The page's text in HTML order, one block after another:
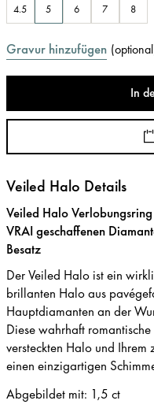
4.5 5 6 7 8
Gravur hinzufügen (optional
In
Veiled Halo Details
Veiled Halo
VRAI geschaffenen
Besatz
Der Veiled Halo ist ein
brillanten Halo aus
Hauptdiamanten an der
Diese wahrhaft
versteckten Halo und
einen einzigartigen
Abgebildet mit: 1,5 ct